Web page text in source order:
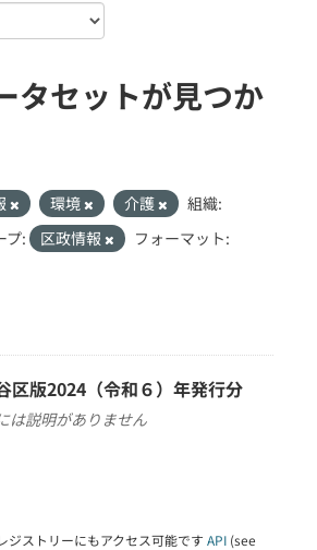
タセットが見つか
環境 介護
組織:
プ: 区政情報
フォーマット:
区版2024（令和６）年発行分
は説明がありません
ジストリーにもアクセス可能です API (see